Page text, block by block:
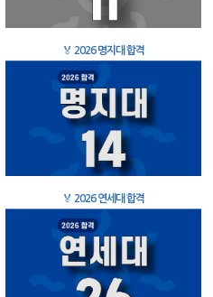
🏅 2026 명지대 합격
🏅 2026 연세대 합격